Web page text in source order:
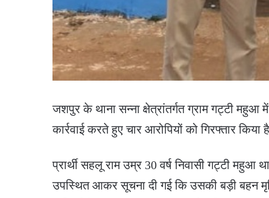
जशपुर के थाना सन्ना क्षेत्रांतर्गत ग्राम गट्टी महुआ
कार्रवाई करते हुए चार आरोपियों को गिरफ्तार किया
प्रार्थी सहलू राम उम्र 30 वर्ष निवासी गट्टी महुआ
उपस्थित आकर सूचना दी गई कि उसकी बड़ी बहन